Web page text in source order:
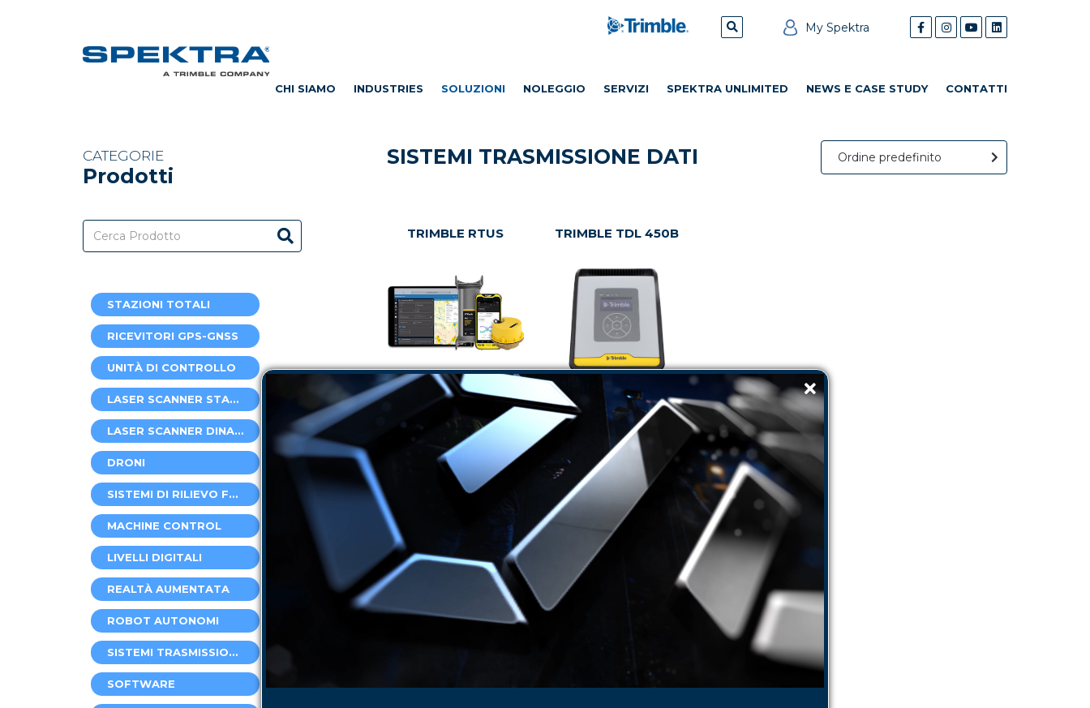
My Spektra
CHI SIAMO INDUSTRIES SOLUZIONI NOLEGGIO SERVIZI SPEKTRA UNLIMITED NEWS E CASE STUDY CONTATTI
CATEGORIE
Prodotti
STAZIONI TOTALI
RICEVITORI GPS-GNSS
UNITÀ DI CONTROLLO
LASER SCANNER STATICI
LASER SCANNER DINAMICI
DRONI
SISTEMI DI RILIEVO FERROVIARIO
MACHINE CONTROL
LIVELLI DIGITALI
REALTÀ AUMENTATA
ROBOT AUTONOMI
SISTEMI TRASMISSIONE DATI
SOFTWARE
SISTEMI TRASMISSIONE DATI Ordine predefinito
TRIMBLE RTUS TRIMBLE TDL 450B
TORNA ALLA CATEGORIA SUPERIORE